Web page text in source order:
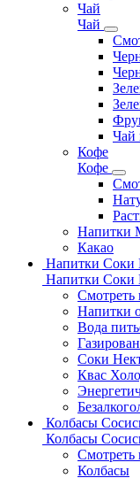
Чай
Чай
Чай
Кофе
Кофе
Напитки
Какао
Напитки Соки
Напитки Соки
Смотреть
Напитки
Вода
Соки
Квас
Колбасы
Колбасы
Смотреть
Колбасы